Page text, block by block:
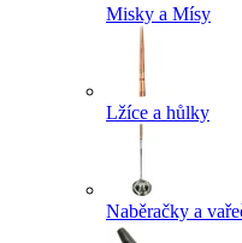
Misky a Mísy
Lžíce a hůlky
Naběračky a